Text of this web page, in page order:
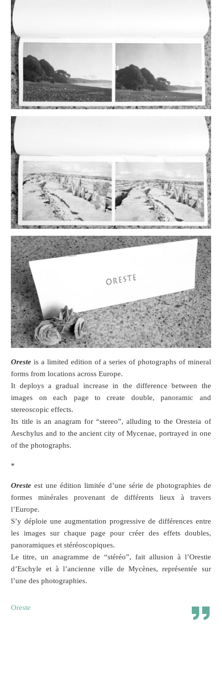
Oreste is a limited edition of a series of photographs of mineral
forms from locations across Europe.
It deploys a gradual increase in the difference between the
images on each page to create double, panoramic and
stereoscopic effects.
Its title is an anagram for “stereo”, alluding to the Oresteia of
Aeschylus and to the ancient city of Mycenae, portrayed in one
of the photographs.
*
Oreste est une édition limitée d’une série de photographies de
formes minérales provenant de différents lieux à travers
l’Europe.
S’y déploie une augmentation progressive de différences entre
les images sur chaque page pour créer des effets doubles,
panoramiques et stéréoscopiques.
Le titre, un anagramme de “stéréo”, fait allusion à l’Orestie
d’Eschyle et à l’ancienne ville de Mycènes, représentée sur
l’une des photographies.
Oreste